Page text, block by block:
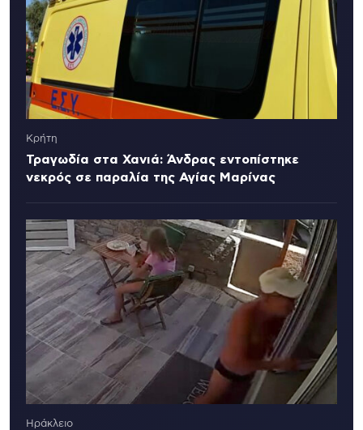
Κρήτη
Τραγωδία στα Χανιά: Άνδρας εντοπίστηκε
νεκρός σε παραλία της Αγίας Μαρίνας
Ηράκλειο